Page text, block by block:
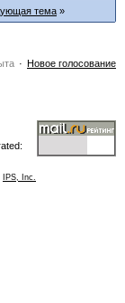
тема
Новое голосование
IPS, Inc.